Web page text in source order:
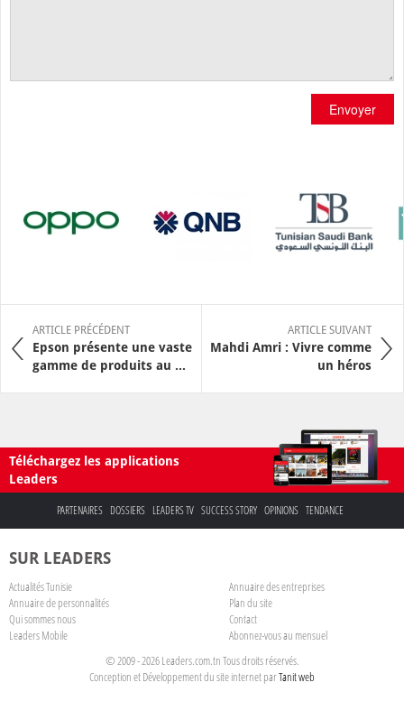
Envoyer
ARTICLE PRÉCÉDENT
Epson présente une vaste
gamme de produits au ...
ARTICLE SUIVANT
Mahdi Amri : Vivre comme
un héros
Téléchargez les applications
Leaders
PARTENAIRES DOSSIERS LEADERS TV SUCCESS STORY OPINIONS TENDANCE
SUR LEADERS
Actualités Tunisie
Annuaire des entreprises
Annuaire de personnalités
Plan du site
Qui sommes nous
Contact
Leaders Mobile
Abonnez-vous au mensuel
© 2009 - 2026 Leaders.com.tn Tous droits réservés.
Conception et Développement du site internet parTanit web